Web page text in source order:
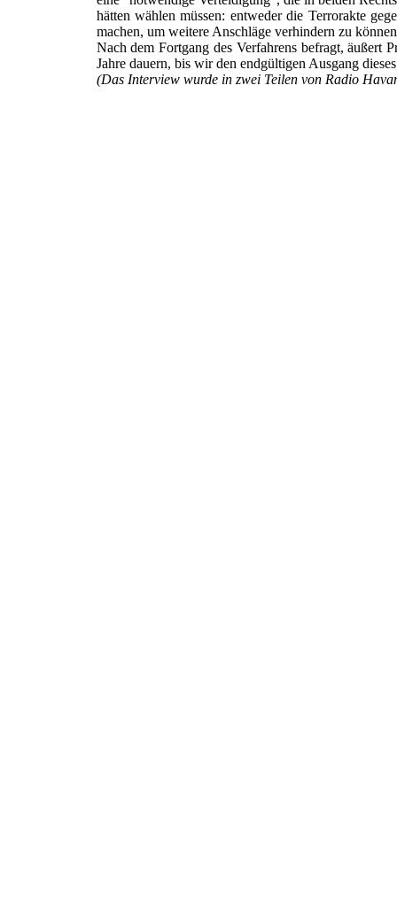
hätten wählen müssen: entweder die Terrorakte
machen, um weitere Anschläge verhindern zu
Nach dem Fortgang des Verfahrens befragt,
Jahre dauern, bis wir den endgültigen Ausgang
(Das Interview wurde in zwei Teilen von Radio